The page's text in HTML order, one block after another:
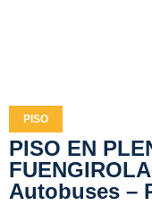
PISO
PISO EN
Autobuses –